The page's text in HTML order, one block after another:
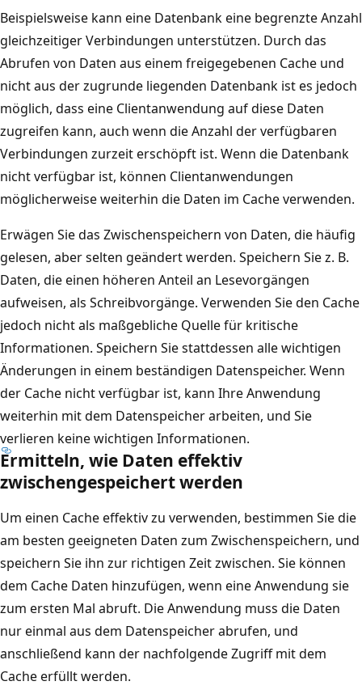
n
g
s
i
n
s
t
a
n
e
n
,
d
i
e
m
i
t
e
i
n
e
r
f
r
e
i
g
e
u
t
z
t
e
r
C
a
c
h
e
-
D
i
e
n
s
t
C
a
c
e
-
I
n
k
o
n
s
Beispielsweise kann eine Datenbank eine begrenzte Anzahl
gleichzeitiger Verbindungen unterstützen. Durch das
Abrufen von Daten aus einem freigegebenen Cache und
nicht aus der zugrunde liegenden Datenbank ist es jedoch
möglich, dass eine Clientanwendung auf diese Daten
zugreifen kann, auch wenn die Anzahl der verfügbaren
Verbindungen zurzeit erschöpft ist. Wenn die Datenbank
nicht verfügbar ist, können Clientanwendungen
möglicherweise weiterhin die Daten im Cache verwenden.
Erwägen Sie das Zwischenspeichern von Daten, die häufig
gelesen, aber selten geändert werden. Speichern Sie z. B.
Daten, die einen höheren Anteil an Lesevorgängen
aufweisen, als Schreibvorgänge. Verwenden Sie den Cache
jedoch nicht als maßgebliche Quelle für kritische
Informationen. Speichern Sie stattdessen alle wichtigen
Änderungen in einem beständigen Datenspeicher. Wenn
der Cache nicht verfügbar ist, kann Ihre Anwendung
weiterhin mit dem Datenspeicher arbeiten, und Sie
verlieren keine wichtigen Informationen.
Ermitteln, wie Daten effektiv
zwischengespeichert werden
Um einen Cache effektiv zu verwenden, bestimmen Sie die
am besten geeigneten Daten zum Zwischenspeichern, und
speichern Sie ihn zur richtigen Zeit zwischen. Sie können
dem Cache Daten hinzufügen, wenn eine Anwendung sie
zum ersten Mal abruft. Die Anwendung muss die Daten
nur einmal aus dem Datenspeicher abrufen, und
anschließend kann der nachfolgende Zugriff mit dem
Cache erfüllt werden.